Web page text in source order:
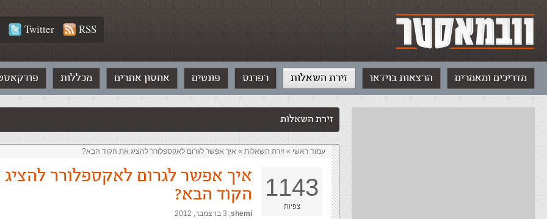
Twitter RSS
מדריכים ומאמרים הרצאות בוידאו זירת השאלות רפרנס פונטים אחסון אתרים מכללות
זירת השאלות
עמוד ראשי » ‏זירת השאלות‏ » איך אפשר לגרום לאקספלורר להציג את הקוד הבא?
1143
צפיות
איך אפשר לגרום לאקספלורר
הקוד הבא?
shemi
,‏ 3 בדצמבר, 2012